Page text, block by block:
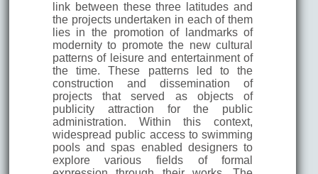
link between these three latitudes and
the projects undertaken in each of them
lies in the promotion of landmarks of
modernity to promote the new cultural
patterns of leisure and entertainment of
the time. These patterns led to the
construction and dissemination of
projects that served as objects of
publicity attraction for the public
administration. Within this context,
widespread public access to swimming
pools and spas enabled designers to
explore various fields of formal